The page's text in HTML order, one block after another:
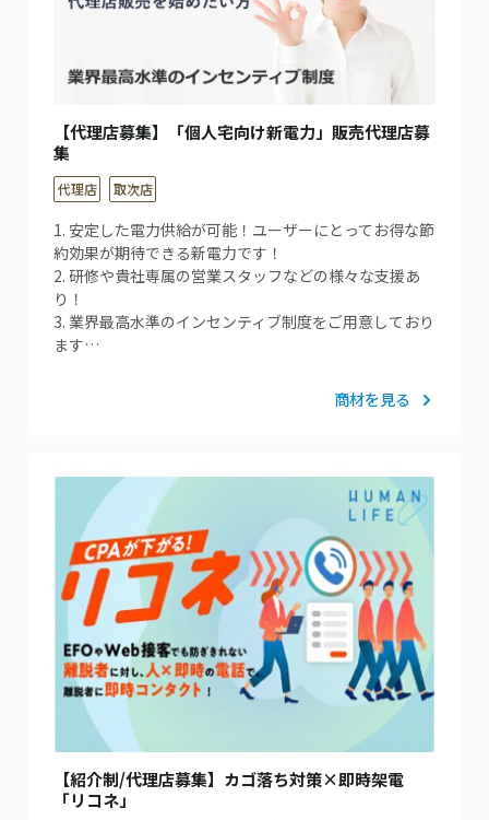
【代理店募集】「個人宅向け新電力」販売代理店募
集
代理店 取次店
1. 安定した電力供給が可能！ユーザーにとってお得な節
約効果が期待できる新電力です！
2. 研修や貴社専属の営業スタッフなどの様々な支援あ
り！
3. 業界最高水準のインセンティブ制度をご用意しており
ます…
商材を見る
【紹介制/代理店募集】カゴ落ち対策×即時架電
「リコネ」